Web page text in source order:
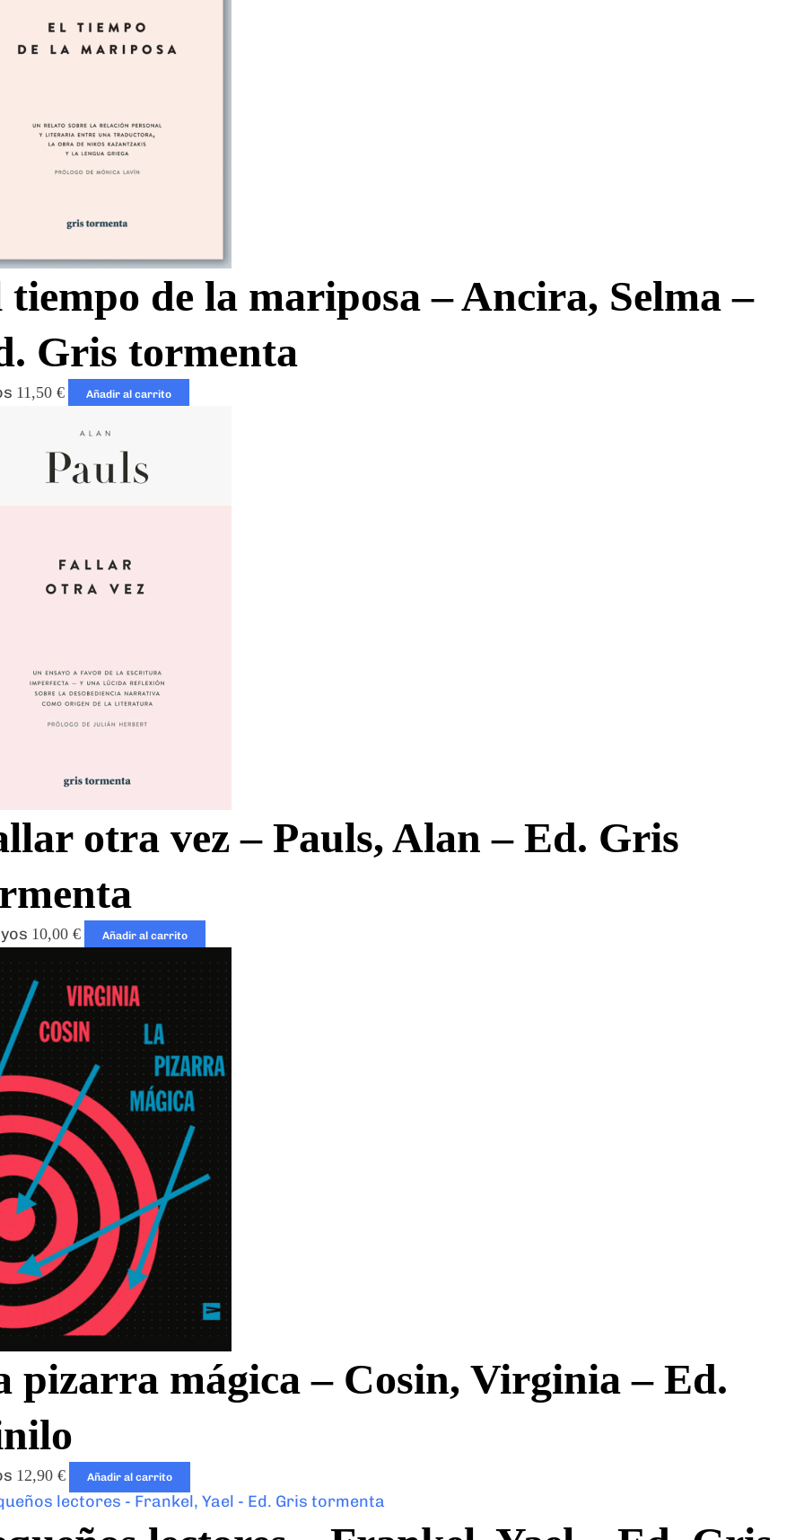
tiempo de la mariposa – Ancira, Selma –
Gris tormenta
11,50 € Añadir al carrito
otra vez – Pauls, Alan – Ed. Gris
10,00 € Añadir al carrito
pizarra mágica – Cosin, Virginia – Ed.
12,90 € Añadir al carrito